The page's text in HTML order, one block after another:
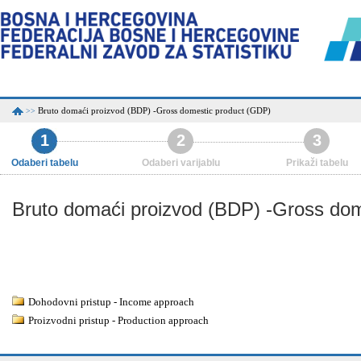
>> Bruto domaći proizvod (BDP) -Gross domestic product (GDP)
1
Odaberi tabelu
2
Odaberi varijablu
3
Prikaži tabelu
Bruto domaći proizvod (BDP) -Gross
Dohodovni pristup - Income approach
Proizvodni pristup - Production approach